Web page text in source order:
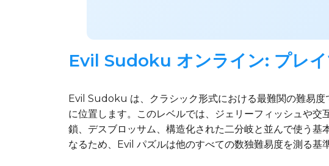
Evil Sudoku オンライン: プレ
Evil Sudoku は、クラシック形式における最難関の難易度
に位置します。このレベルでは、ジェリーフィッシュや
鎖、デスブロッサム、構造化された二分岐と並んで使う
なるため、Evil パズルは他のすべての数独難易度を測る基